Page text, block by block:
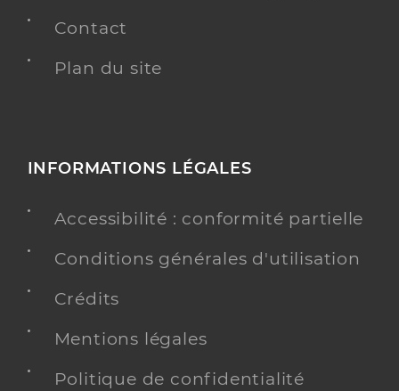
Contact
Plan du site
INFORMATIONS LÉGALES
Accessibilité : conformité partielle
Conditions générales d'utilisation
Crédits
Mentions légales
Politique de confidentialité